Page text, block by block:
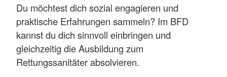
Du möchtest dich sozial engagieren und
praktische Erfahrungen sammeln? Im BFD
kannst du dich sinnvoll einbringen und
gleichzeitig die Ausbildung zum
Rettungssanitäter absolvieren.